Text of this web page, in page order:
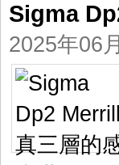
Sigma
2025年06